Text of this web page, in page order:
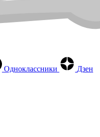
Одноклассники
Дзен